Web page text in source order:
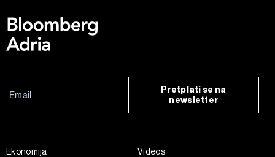
Pretplati se na
newsletter
Ekonomija
Videos